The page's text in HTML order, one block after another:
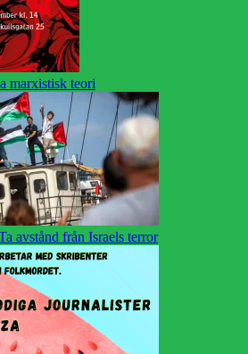
marxistisk teori
avstånd från Israels terror